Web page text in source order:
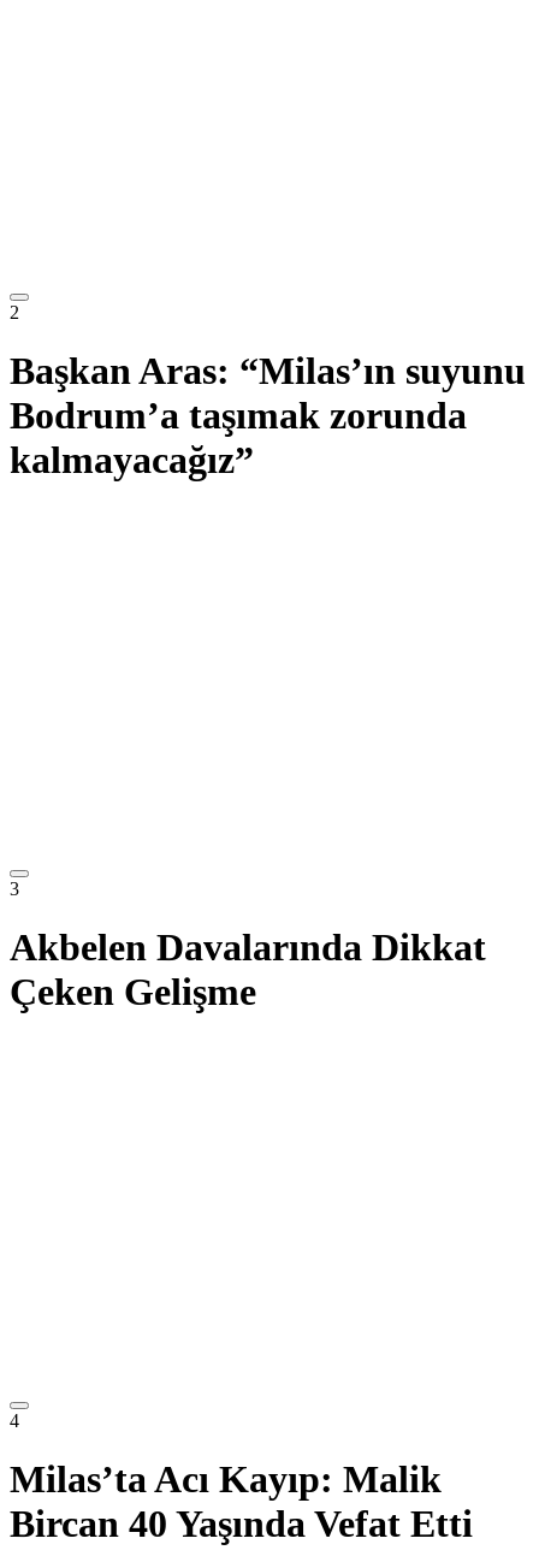
2
Başkan Aras: “Milas’ın suyunu
Bodrum’a taşımak zorunda
kalmayacağız”
3
Akbelen Davalarında Dikkat
Çeken Gelişme
4
Milas’ta Acı Kayıp: Malik
Bircan 40 Yaşında Vefat Etti